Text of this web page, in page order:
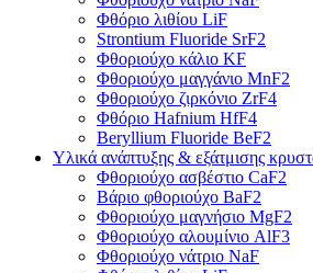
Φθόριο λιθίου LiF
Strontium Fluoride SrF2
Φθοριούχο κάλιο KF
Φθοριούχο μαγγάνιο MnF2
Φθοριούχο ζιρκόνιο ZrF4
Φθόριο Hafnium HfF4
Beryllium Fluoride BeF2
Υλικά ανάπτυξης & εξάτμισης
Φθοριούχο ασβέστιο CaF2
Βάριο φθοριούχο BaF2
Φθοριούχο μαγνήσιο MgF2
Φθοριούχο αλουμίνιο AlF3
Φθοριούχο νάτριο NaF